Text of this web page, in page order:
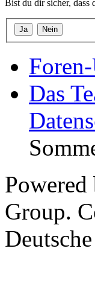
Bist du dir sicher, dass
Das
Powered
Group.